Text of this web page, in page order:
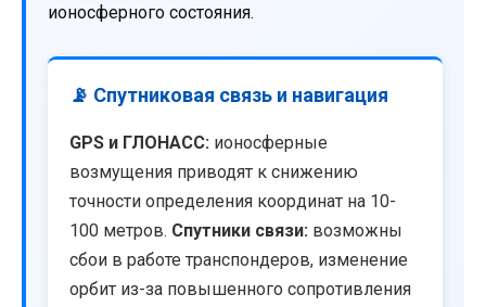
ионосферного состояния.
📡 Спутниковая связь и навигация
GPS и ГЛОНАСС: ионосферные
возмущения приводят к снижению
точности определения координат на 10-
100 метров. Спутники связи: возможны
сбои в работе транспондеров, изменение
орбит из-за повышенного сопротивления